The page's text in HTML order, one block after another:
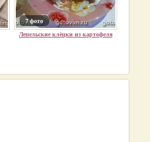
7 фото
Лепельские клёцки из картофеля